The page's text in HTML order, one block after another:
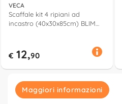
VECA
Scaffale kit 4 ripiani ad
incastro (40x30x85cm) BLIM
€ 12,90
Maggiori informazioni